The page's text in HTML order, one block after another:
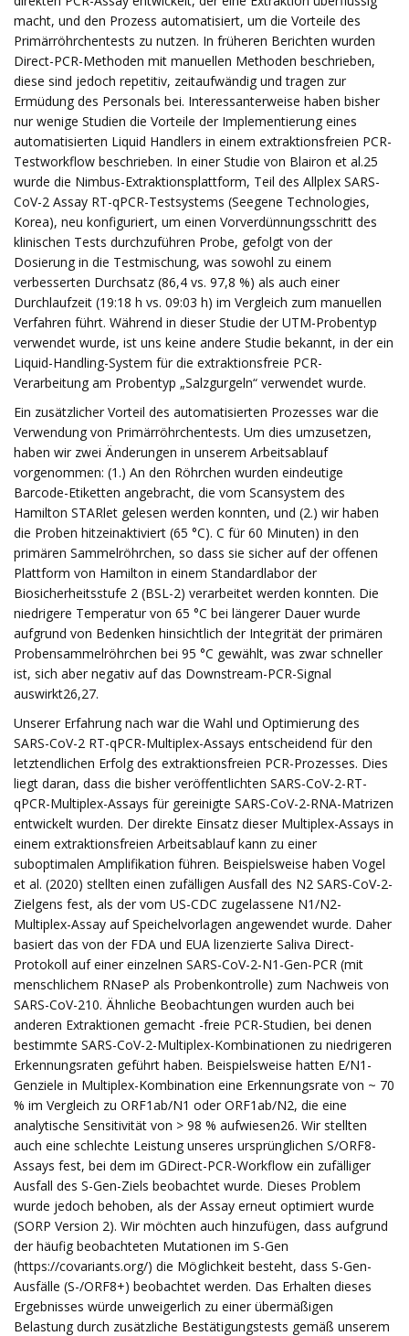
macht, und den Prozess automatisiert, um die Vorteile des
Primärröhrchentests zu nutzen. In früheren Berichten wurden
Direct-PCR-Methoden mit manuellen Methoden beschrieben,
diese sind jedoch repetitiv, zeitaufwändig und tragen zur
Ermüdung des Personals bei. Interessanterweise haben bisher
nur wenige Studien die Vorteile der Implementierung eines
automatisierten Liquid Handlers in einem extraktionsfreien PCR-
Testworkflow beschrieben. In einer Studie von Blairon et al.25
wurde die Nimbus-Extraktionsplattform, Teil des Allplex SARS-
CoV-2 Assay RT-qPCR-Testsystems (Seegene Technologies,
Korea), neu konfiguriert, um einen Vorverdünnungsschritt des
klinischen Tests durchzuführen Probe, gefolgt von der
Dosierung in die Testmischung, was sowohl zu einem
verbesserten Durchsatz (86,4 vs. 97,8 %) als auch einer
Durchlaufzeit (19:18 h vs. 09:03 h) im Vergleich zum manuellen
Verfahren führt. Während in dieser Studie der UTM-Probentyp
verwendet wurde, ist uns keine andere Studie bekannt, in der ein
Liquid-Handling-System für die extraktionsfreie PCR-
Verarbeitung am Probentyp „Salzgurgeln“ verwendet wurde.
Ein zusätzlicher Vorteil des automatisierten Prozesses war die
Verwendung von Primärröhrchentests. Um dies umzusetzen,
haben wir zwei Änderungen in unserem Arbeitsablauf
vorgenommen: (1.) An den Röhrchen wurden eindeutige
Barcode-Etiketten angebracht, die vom Scansystem des
Hamilton STARlet gelesen werden konnten, und (2.) wir haben
die Proben hitzeinaktiviert (65 °C). C für 60 Minuten) in den
primären Sammelröhrchen, so dass sie sicher auf der offenen
Plattform von Hamilton in einem Standardlabor der
Biosicherheitsstufe 2 (BSL-2) verarbeitet werden konnten. Die
niedrigere Temperatur von 65 °C bei längerer Dauer wurde
aufgrund von Bedenken hinsichtlich der Integrität der primären
Probensammelröhrchen bei 95 °C gewählt, was zwar schneller
ist, sich aber negativ auf das Downstream-PCR-Signal
auswirkt26,27.
Unserer Erfahrung nach war die Wahl und Optimierung des
SARS-CoV-2 RT-qPCR-Multiplex-Assays entscheidend für den
letztendlichen Erfolg des extraktionsfreien PCR-Prozesses. Dies
liegt daran, dass die bisher veröffentlichten SARS-CoV-2-RT-
qPCR-Multiplex-Assays für gereinigte SARS-CoV-2-RNA-Matrizen
entwickelt wurden. Der direkte Einsatz dieser Multiplex-Assays in
einem extraktionsfreien Arbeitsablauf kann zu einer
suboptimalen Amplifikation führen. Beispielsweise haben Vogel
et al. (2020) stellten einen zufälligen Ausfall des N2 SARS-CoV-2-
Zielgens fest, als der vom US-CDC zugelassene N1/N2-
Multiplex-Assay auf Speichelvorlagen angewendet wurde. Daher
basiert das von der FDA und EUA lizenzierte Saliva Direct-
Protokoll auf einer einzelnen SARS-CoV-2-N1-Gen-PCR (mit
menschlichem RNaseP als Probenkontrolle) zum Nachweis von
SARS-CoV-210. Ähnliche Beobachtungen wurden auch bei
anderen Extraktionen gemacht -freie PCR-Studien, bei denen
bestimmte SARS-CoV-2-Multiplex-Kombinationen zu niedrigeren
Erkennungsraten geführt haben. Beispielsweise hatten E/N1-
Genziele in Multiplex-Kombination eine Erkennungsrate von ~ 70
% im Vergleich zu ORF1ab/N1 oder ORF1ab/N2, die eine
analytische Sensitivität von > 98 % aufwiesen26. Wir stellten
auch eine schlechte Leistung unseres ursprünglichen S/ORF8-
Assays fest, bei dem im GDirect-PCR-Workflow ein zufälliger
Ausfall des S-Gen-Ziels beobachtet wurde. Dieses Problem
wurde jedoch behoben, als der Assay erneut optimiert wurde
(SORP Version 2). Wir möchten auch hinzufügen, dass aufgrund
der häufig beobachteten Mutationen im S-Gen
(https://covariants.org/) die Möglichkeit besteht, dass S-Gen-
Ausfälle (S-/ORF8+) beobachtet werden. Das Erhalten dieses
Ergebnisses würde unweigerlich zu einer übermäßigen
Belastung durch zusätzliche Bestätigungstests gemäß unserem